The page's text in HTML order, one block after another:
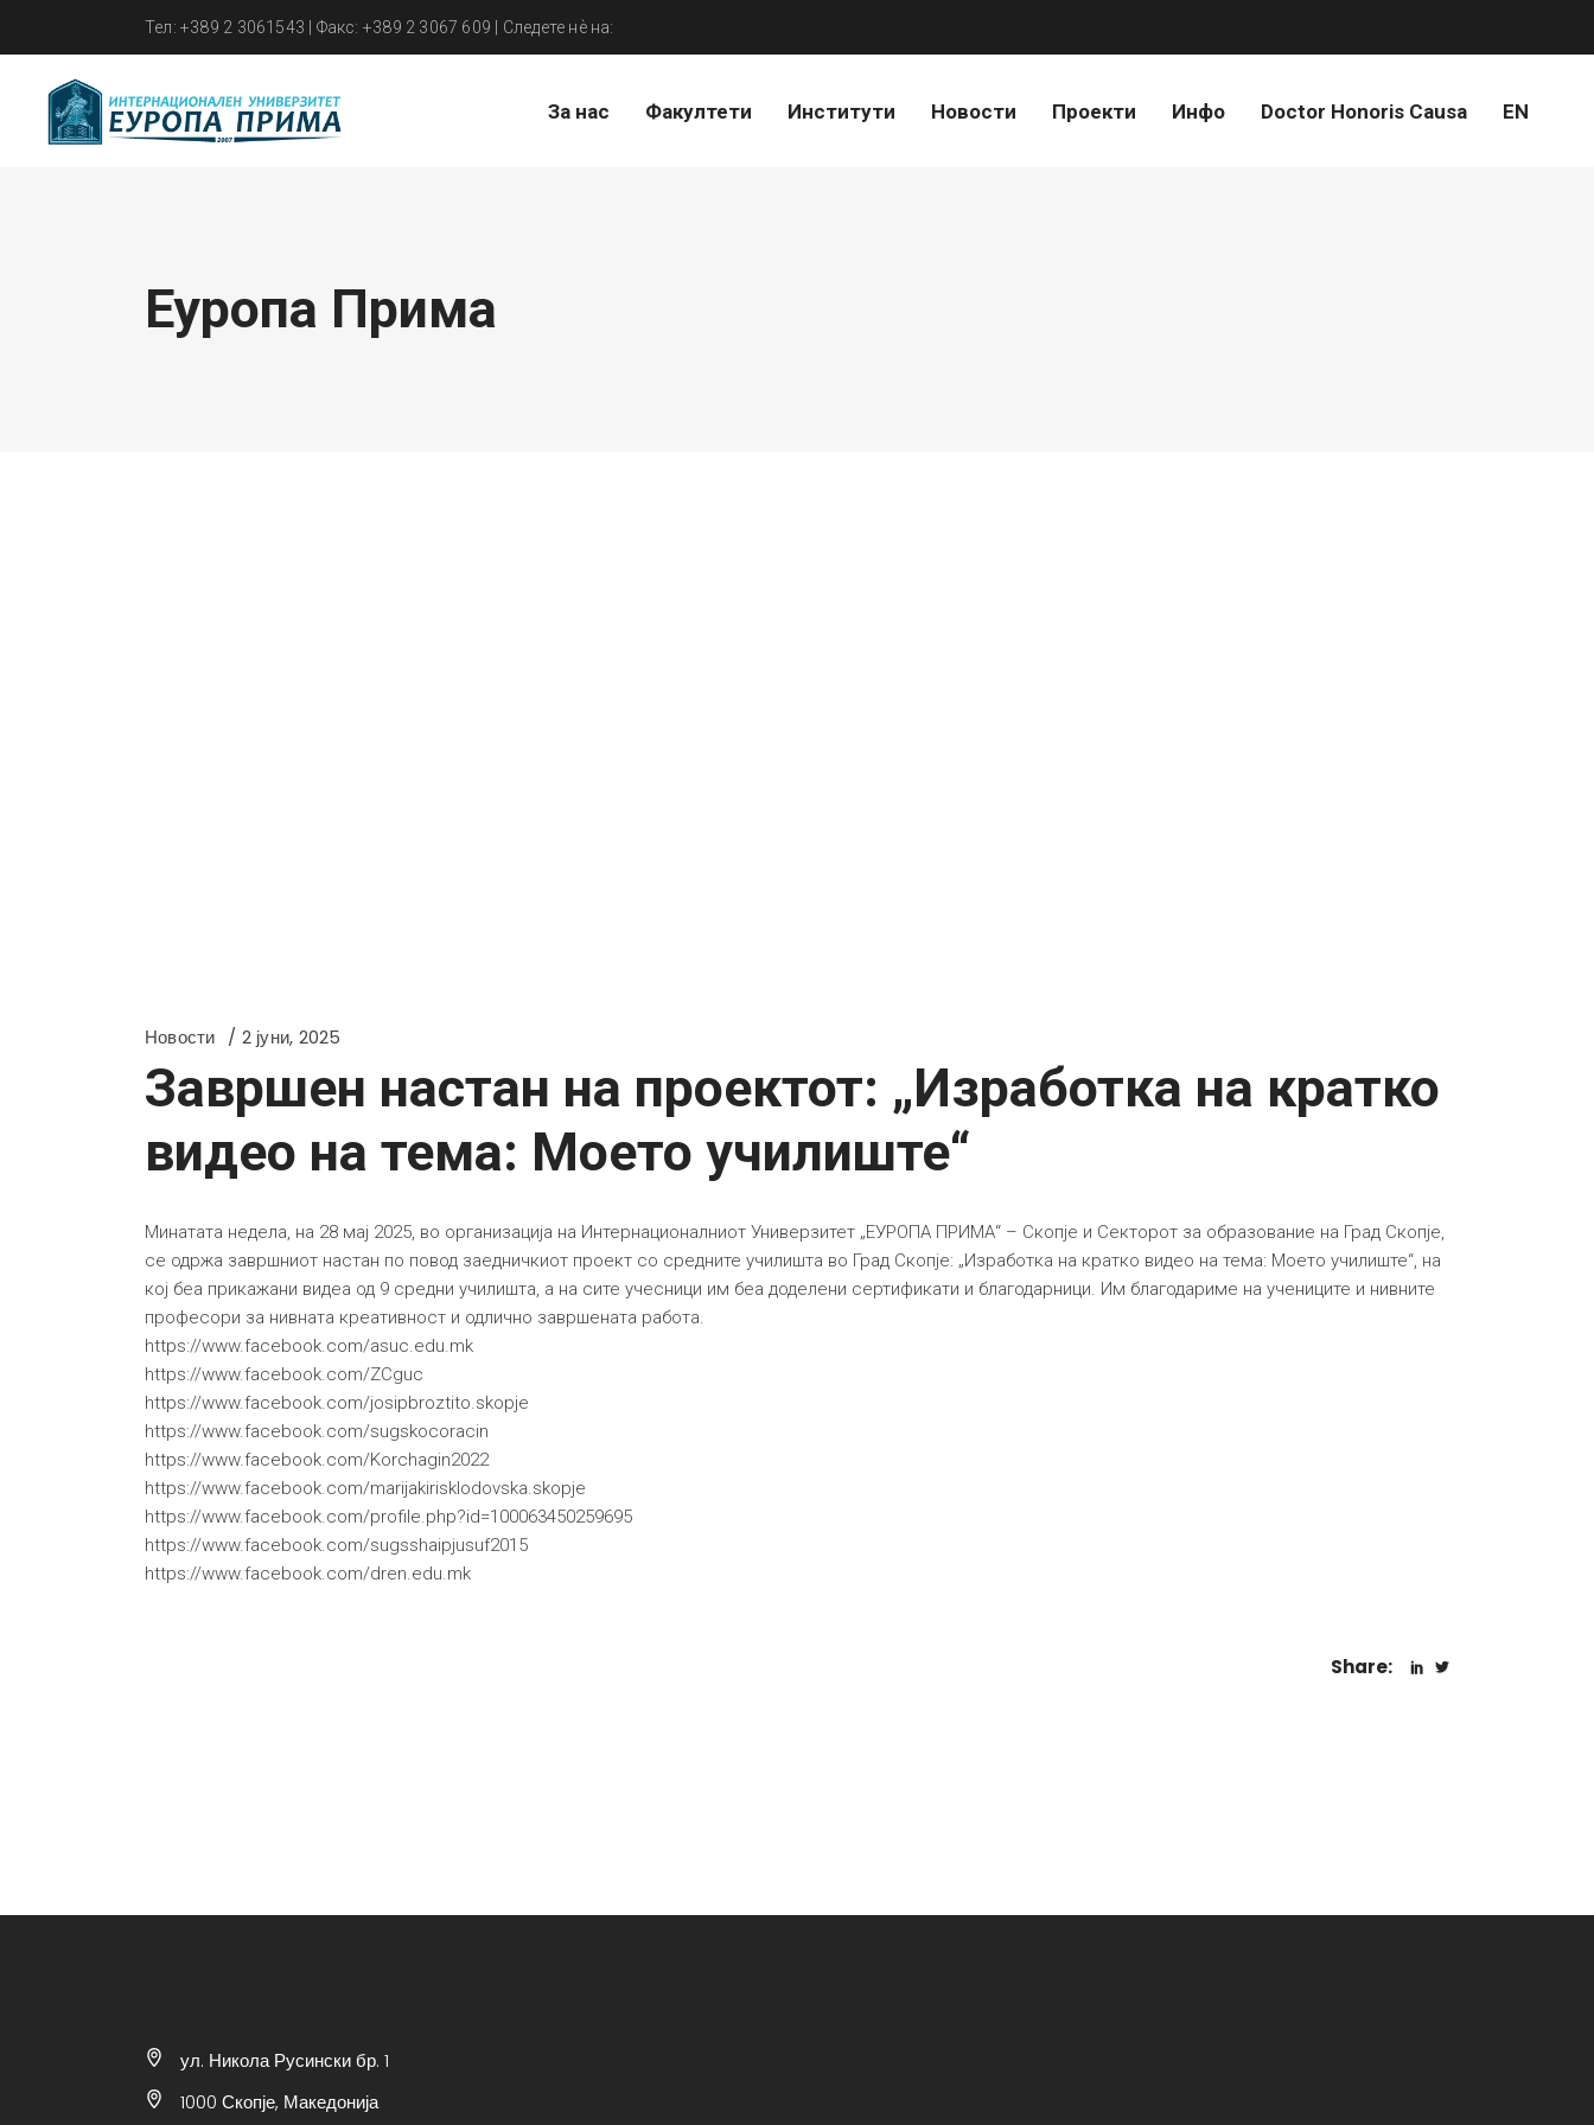
Тел: +389 2 3061543 | Факс: +389 2 3067 609 | Следете нѐ на:
За нас Факултети Институти Новости Проекти Инфо Doctor Honoris Causa EN
Еуропа Прима
Новости 2 јуни, 2025
Завршен настан на проектот: „Изработка на кратко
видео на тема: Моето училиште“
Минатата недела, на 28 мај 2025, во организација на Интернационалниот Универзитет „ЕУРОПА ПРИМА“ – Скопје и Секторот за образование на Град Скопје,
се одржа завршниот настан по повод заедничкиот проект со средните училишта во Град Скопје: „Изработка на кратко видео на тема: Моето училиште“, на
кој беа прикажани видеа од 9 средни училишта, а на сите учесници им беа доделени сертификати и благодарници. Им благодариме на учениците и нивните
професори за нивната креативност и одлично завршената работа.
https://www.facebook.com/asuc.edu.mk
https://www.facebook.com/ZCguc
https://www.facebook.com/josipbroztito.skopje
https://www.facebook.com/sugskocoracin
https://www.facebook.com/Korchagin2022
https://www.facebook.com/marijakirisklodovska.skopje
https://www.facebook.com/profile.php?id=100063450259695
https://www.facebook.com/sugsshaipjusuf2015
https://www.facebook.com/dren.edu.mk
Share:
ул. Никола Русински бр. 1
1000 Скопје, Македонија